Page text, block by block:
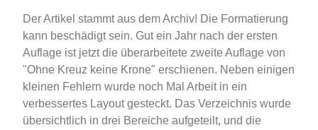
Der Artikel stammt aus dem Archiv! Die Formatierung
kann beschädigt sein. Gut ein Jahr nach der ersten
Auflage ist jetzt die überarbeitete zweite Auflage von
"Ohne Kreuz keine Krone" erschienen. Neben einigen
kleinen Fehlern wurde noch Mal Arbeit in ein
verbessertes Layout gesteckt. Das Verzeichnis wurde
übersichtlich in drei Bereiche aufgeteilt, und die